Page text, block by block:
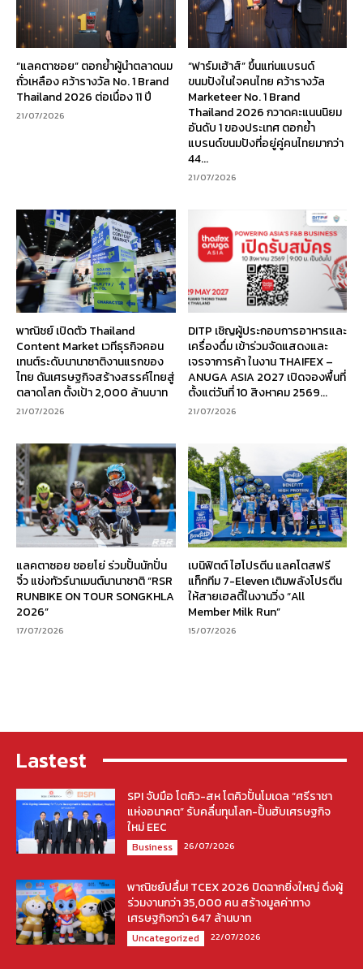
“แลคตาซอย” ตอกย้ำผู้นำตลาดนม
ถั่วเหลือง คว้ารางวัล No. 1 Brand
Thailand 2026 ต่อเนื่อง 11 ปี
21/07/2026
“ฟาร์มเฮ้าส์” ขึ้นแท่นแบรนด์
ขนมปังในใจคนไทย คว้ารางวัล
Marketeer No. 1 Brand
Thailand 2026 กวาดคะแนนนิยม
อันดับ 1 ของประเทศ ตอกย้ำ
แบรนด์ขนมปังที่อยู่คู่คนไทยมากว่า
44...
21/07/2026
พาณิชย์ เปิดตัว Thailand
Content Market เวทีธุรกิจคอน
เทนต์ระดับนานาชาติงานแรกของ
ไทย ดันเศรษฐกิจสร้างสรรค์ไทยสู่
ตลาดโลก ตั้งเป้า 2,000 ล้านบาท
21/07/2026
DITP เชิญผู้ประกอบการอาหารและ
เครื่องดื่ม เข้าร่วมจัดแสดงและ
เจรจาการค้า ในงาน THAIFEX –
ANUGA ASIA 2027 เปิดจองพื้นที่
ตั้งแต่วันที่ 10 สิงหาคม 2569...
21/07/2026
แลคตาซอย ซอยโย่ ร่วมปั้นนักปั่น
จิ๋ว แข่งทัวร์นาเมนต์นานาชาติ “RSR
RUNBIKE ON TOUR SONGKHLA
2026”
17/07/2026
เบนิฟิตต์ ไฮโปรตีน แลคโตสฟรี
แท็กทีม 7-Eleven เติมพลังโปรตีน
ให้สายเฮลตี้ในงานวิ่ง “All
Member Milk Run”
15/07/2026
Lastest
SPI จับมือ โตคิว-สห โตคิวปั้นโมเดล “ศรีราชา
แห่งอนาคต” รับคลื่นทุนโลก-ปั้นฮับเศรษฐกิจ
ใหม่ EEC
Business 26/07/2026
พาณิชย์ปลื้ม! TCEX 2026 ปิดฉากยิ่งใหญ่ ดึงผู้
ร่วมงานกว่า 35,000 คน สร้างมูลค่าทาง
เศรษฐกิจกว่า 647 ล้านบาท
Uncategorized 22/07/2026